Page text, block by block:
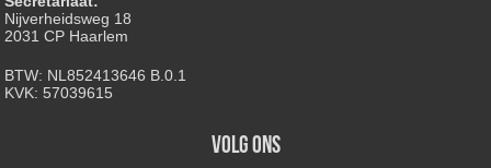
Nijverheidsweg 18
2031 CP Haarlem
BTW: NL852413646 B.0.1
KVK: 57039615
Volg ons